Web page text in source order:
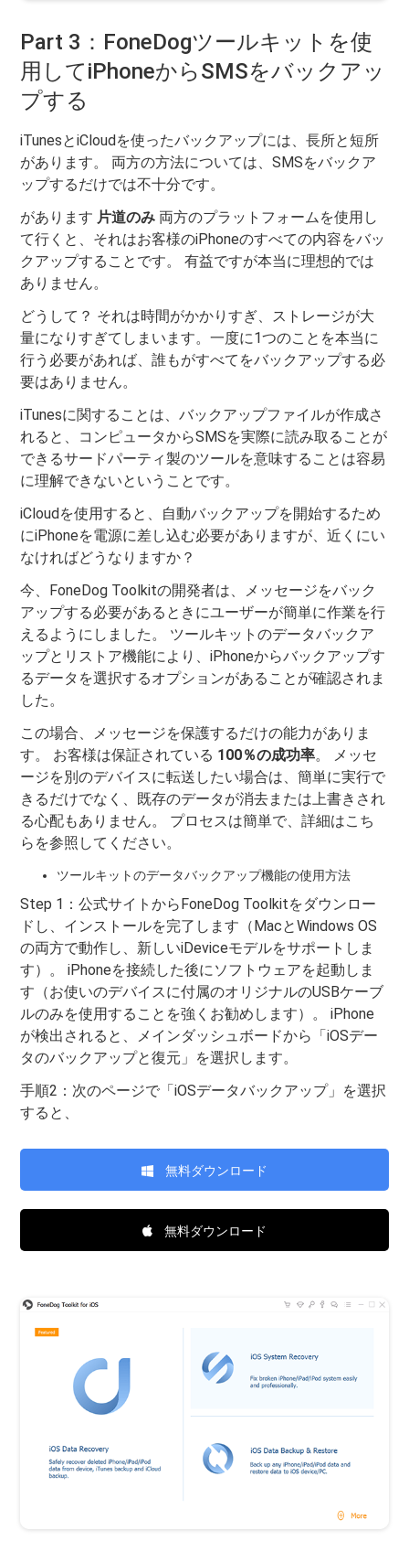
Part 3：FoneDogツールキットを使
用してiPhoneからSMSをバックアッ
プする
iTunesとiCloudを使ったバックアップには、長所と短所
があります。 両方の方法については、SMSをバックア
ップするだけでは不十分です。
があります 片道のみ 両方のプラットフォームを使用し
て行くと、それはお客様のiPhoneのすべての内容をバッ
クアップすることです。 有益ですが本当に理想的では
ありません。
どうして？ それは時間がかかりすぎ、ストレージが大
量になりすぎてしまいます。一度に1つのことを本当に
行う必要があれば、誰もがすべてをバックアップする必
要はありません。
iTunesに関することは、バックアップファイルが作成さ
れると、コンピュータからSMSを実際に読み取ることが
できるサードパーティ製のツールを意味することは容易
に理解できないということです。
iCloudを使用すると、自動バックアップを開始するため
にiPhoneを電源に差し込む必要がありますが、近くにい
なければどうなりますか？
今、FoneDog Toolkitの開発者は、メッセージをバック
アップする必要があるときにユーザーが簡単に作業を行
えるようにしました。 ツールキットのデータバックア
ップとリストア機能により、iPhoneからバックアップす
るデータを選択するオプションがあることが確認されま
した。
この場合、メッセージを保護するだけの能力がありま
す。 お客様は保証されている 100％の成功率。 メッセ
ージを別のデバイスに転送したい場合は、簡単に実行で
きるだけでなく、既存のデータが消去または上書きされ
る心配もありません。 プロセスは簡単で、詳細はこち
らを参照してください。
ツールキットのデータバックアップ機能の使用方法
Step 1：公式サイトからFoneDog Toolkitをダウンロー
ドし、インストールを完了します（MacとWindows OS
の両方で動作し、新しいiDeviceモデルをサポートしま
す）。 iPhoneを接続した後にソフトウェアを起動しま
す（お使いのデバイスに付属のオリジナルのUSBケーブ
ルのみを使用することを強くお勧めします）。 iPhone
が検出されると、メインダッシュボードから「iOSデー
タのバックアップと復元」を選択します。
手順2：次のページで「iOSデータバックアップ」を選択
すると、
無料ダウンロード
無料ダウンロード